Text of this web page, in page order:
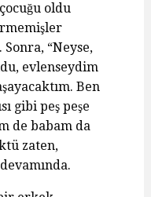
oldu
“Neyse,
evlenseydim
Ben
gibi peş peşe
de babam da
zaten,